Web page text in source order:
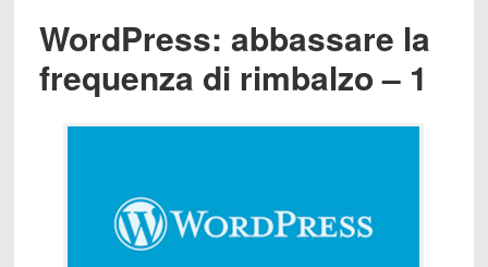
WordPress: abbassare la
frequenza di rimbalzo – 1